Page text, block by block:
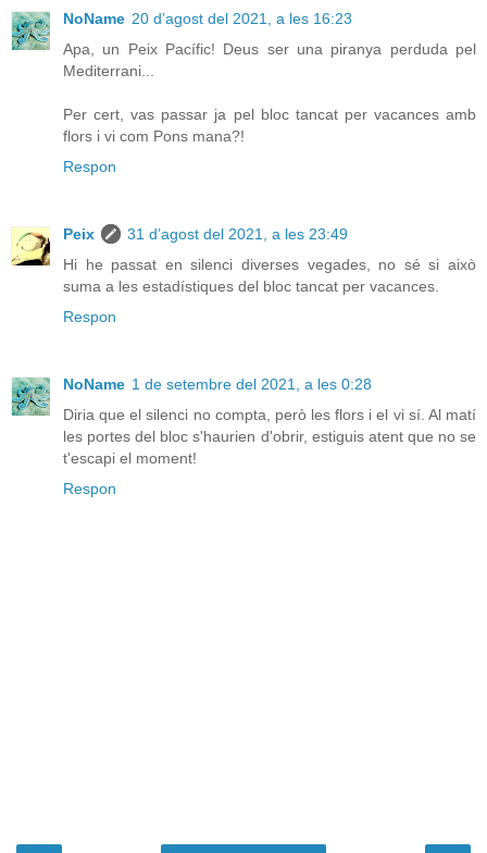
NoName 20 d’agost del 2021, a les 16:23
Apa, un Peix Pacífic! Deus ser una piranya perduda pel
Mediterrani...
Per cert, vas passar ja pel bloc tancat per vacances amb
flors i vi com Pons mana?!
Respon
Peix
31 d’agost del 2021, a les 23:49
Hi he passat en silenci diverses vegades, no sé si això
suma a les estadístiques del bloc tancat per vacances.
Respon
NoName 1 de setembre del 2021, a les 0:28
Diria que el silenci no compta, però les flors i el vi sí. Al matí
les portes del bloc s'haurien d'obrir, estiguis atent que no se
t'escapi el moment!
Respon